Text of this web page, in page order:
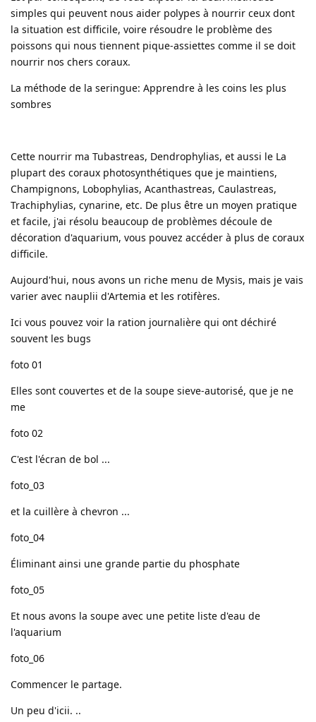
simples qui peuvent nous aider polypes à nourrir ceux dont
la situation est difficile, voire résoudre le problème des
poissons qui nous tiennent pique-assiettes comme il se doit
nourrir nos chers coraux.
La méthode de la seringue: Apprendre à les coins les plus
sombres
Cette nourrir ma Tubastreas, Dendrophylias, et aussi le La
plupart des coraux photosynthétiques que je maintiens,
Champignons, Lobophylias, Acanthastreas, Caulastreas,
Trachiphylias, cynarine, etc. De plus être un moyen pratique
et facile, j'ai résolu beaucoup de problèmes découle de
décoration d'aquarium, vous pouvez accéder à plus de coraux
difficile.
Aujourd'hui, nous avons un riche menu de Mysis, mais je vais
varier avec nauplii d'Artemia et les rotifères.
Ici vous pouvez voir la ration journalière qui ont déchiré
souvent les bugs
foto 01
Elles sont couvertes et de la soupe sieve-autorisé, que je ne
me
foto 02
C'est l'écran de bol ...
foto_03
et la cuillère à chevron ...
foto_04
Éliminant ainsi une grande partie du phosphate
foto_05
Et nous avons la soupe avec une petite liste d'eau de
l'aquarium
foto_06
Commencer le partage.
Un peu d'icii. ..